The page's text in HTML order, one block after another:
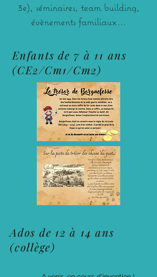
3e), séminaires, team building,
évènements familiaux...
Enfants de 7 à 11 ans
(CE2/Cm1/Cm2)
Ados de 12 à 14 ans
(collège)